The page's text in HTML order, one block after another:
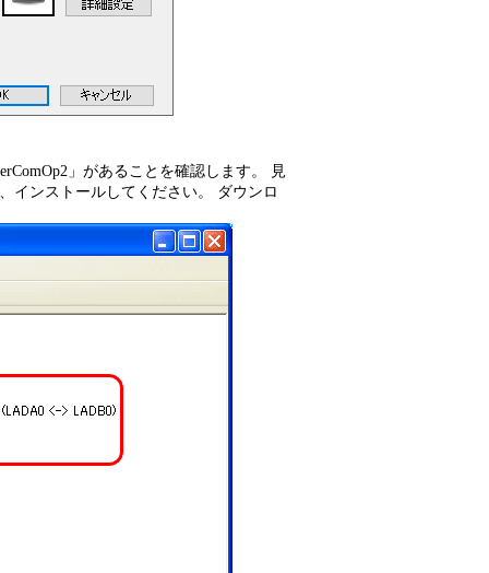
」があることを確認します。 見
インストールしてください。 ダウンロ